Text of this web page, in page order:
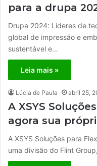
para a drupa
Drupa 2024: Líderes de
global de impressão e
sustentável e…
Leia mais »
Lúcia de Paula abril 25,
A XSYS
agora sua
A XSYS Soluções para
uma divisão do Flint